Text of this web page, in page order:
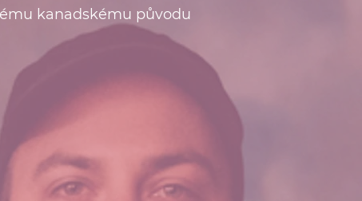
kanadskému původu